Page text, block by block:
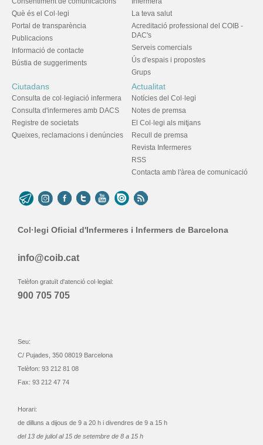
Què és el Col·legi
Portal de transparència
Publicacions
Informació de contacte
Bústia de suggeriments
La teva salut
Acreditació professional del COIB -
DAC's
Serveis comercials
Ús d'espais i propostes
Grups
Ciutadans
Consulta de col·legiació infermera
Consulta d'infermeres amb DACS
Registre de societats
Queixes, reclamacions i denúncies
Actualitat
Notícies del Col·legi
Notes de premsa
El Col·legi als mitjans
Recull de premsa
Revista Infermeres
RSS
Contacta amb l'àrea de comunicació
Col·legi Oficial d'Infermeres i Infermers de Barcelona
info@coib.cat
Telèfon gratuït d'atenció col·legial:
900 705 705
Seu:
C/ Pujades, 350 08019 Barcelona
Telèfon: 93 212 81 08
Fax: 93 212 47 74
Horari:
de dilluns a dijous de 9 a 20 h i divendres de 9 a 15 h
del 13 de juliol al 15 de setembre de 8 a 15 h